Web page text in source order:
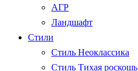
АГР
Ландшафт
Стили
Стиль Неоклассика
Стиль Тихая роскошь